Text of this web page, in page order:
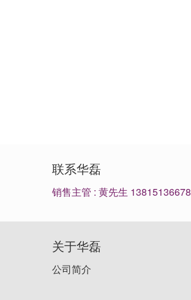
联系华磊
销售主管 : 黄先生 13815136678
关于华磊
公司简介